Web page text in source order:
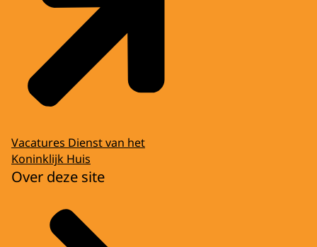
Vacatures Dienst van het
Koninklijk Huis
Over deze site